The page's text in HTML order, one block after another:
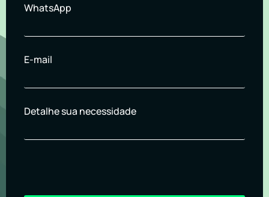
WhatsApp
E-mail
Detalhe sua necessidade